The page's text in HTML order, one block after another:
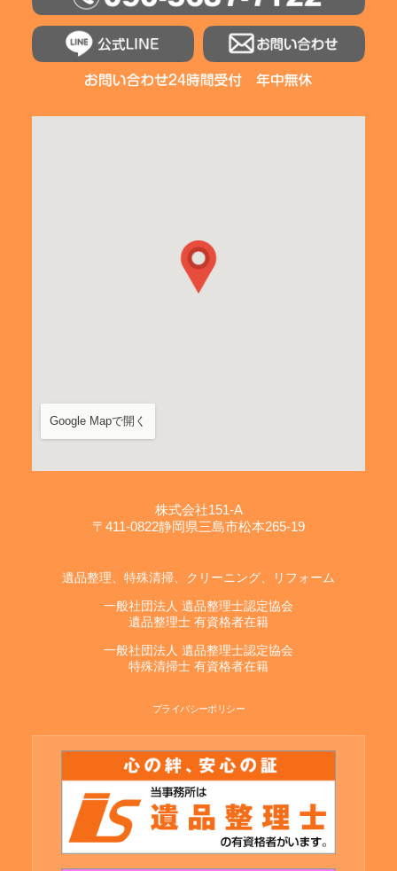
Google Mapで開く
株式会社151-A
〒411-0822静岡県三島市松本265-19
遺品整理、特殊清掃、クリーニング、リフォーム
一般社団法人 遺品整理士認定協会
遺品整理士 有資格者在籍
一般社団法人 遺品整理士認定協会
特殊清掃士 有資格者在籍
プライバシーポリシー